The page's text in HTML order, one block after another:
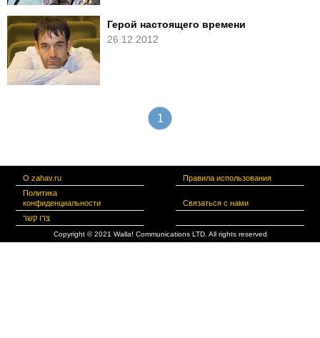
Герой настоящего времени
26.12.2012
1
О zahav.ru
Правила использования
Политика
конфиденциальности
Связаться с нами
צרו קשר
Copyright © 2021 Walla! Communications LTD. All rights reserved